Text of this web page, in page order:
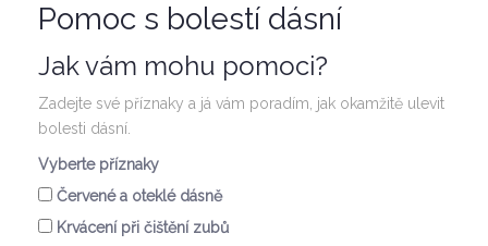
Pomoc s bolestí dásní
Jak vám mohu pomoci?
Zadejte své příznaky a já vám poradím, jak okamžitě ulevit
bolesti dásní.
Vyberte příznaky
Červené a oteklé dásně
Krvácení při čištění zubů